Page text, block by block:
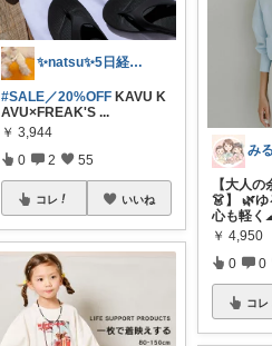
✨natsu✨5日経由購入感謝です🙏✨
#SALE／20%OFF KAVU K
AVU×FREAK'S...
￥ 3,944
0 2 55
コレ いいね
【大人
👗】 🌿
心も軽
￥ 4,950
0 0
コレ